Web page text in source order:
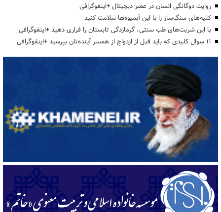
روایت دوگانگی انسان در عصر دیجیتال +اینفوگرافی
کلیه‌های سنگ‌ساز را با این آبمیوه‌ها سلامت کنید
با این شربت‌های طب سنتی، گرمازدگی تابستان را فراری دهید +اینفوگرافی
۱۱ سوال کلیدی که باید قبل از ازدواج از همسر آینده‌تان بپرسید +اینفوگرافی